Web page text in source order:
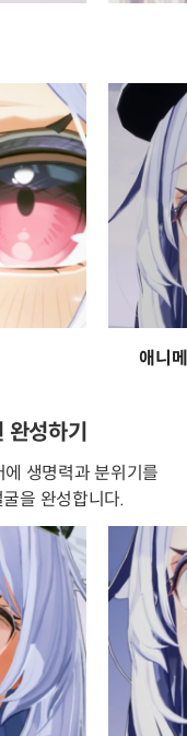
애니
성하기
생명력과 분위기를
을 완성합니다.